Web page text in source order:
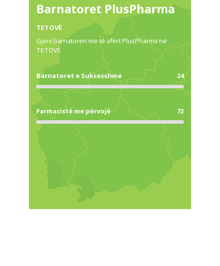
Barnatoret PlusPharma
TETOVË
Gjeni barnatoren më të afërt PlusPharma në
TETOVË
Barnatoret e Suksesshme 24
Farmacistë me përvojë 72